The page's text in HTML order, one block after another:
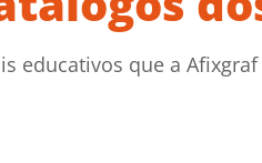
educativos que a